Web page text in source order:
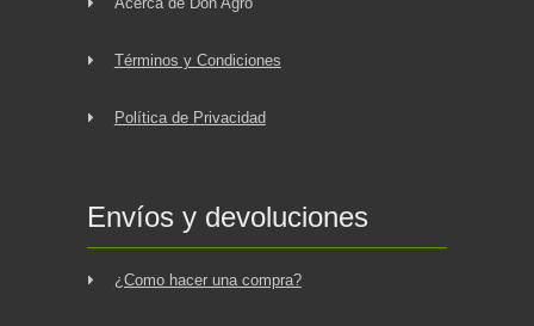
Términos y Condiciones
Política de Privacidad
Envíos y devoluciones
¿Como hacer una compra?